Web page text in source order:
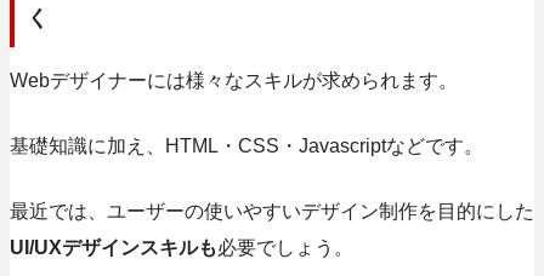
く
Webデザイナーには様々なスキルが求められます。
基礎知識に加え、 HTML・CSS・Javascriptなどです。
最近では、ユーザーの使いやすいデザイン制作を目的にした
UI/UXデザインスキルも必要でしょう。